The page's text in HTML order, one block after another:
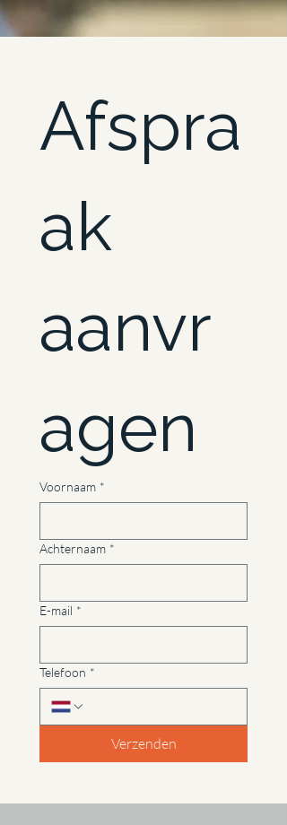
Afspra
ak
aanvr
agen
Voornaam *
Achternaam *
E-mail *
Telefoon *
Verzenden